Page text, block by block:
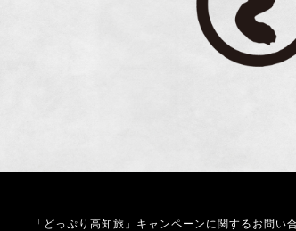
「どっぷり高知旅」キャンペーンに関するお問い